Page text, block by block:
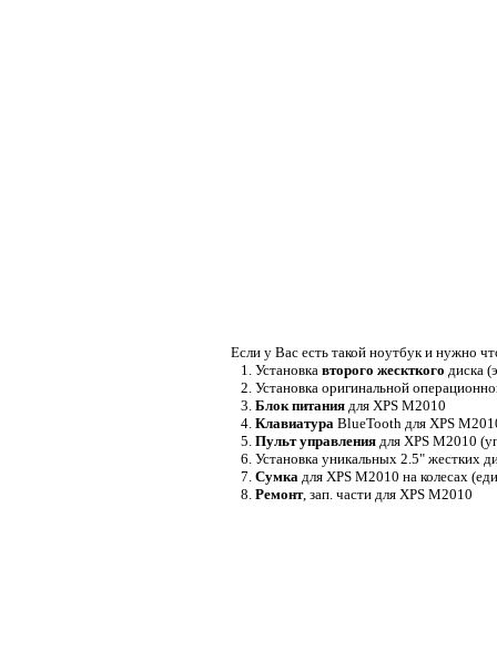
Если у Вас есть такой ноутбук и нужно
1. Установка второго жескткого диска
2. Установка оригинальной
3. Блок питания для XPS M2010
4. Клавиатура BlueTooth для XPS
5. Пульт управления для XPS M2010
6. Установка уникальных 2.5" жестких
7. Сумка для XPS M2010 на колесах
8. Ремонт, зап. части для XPS M2010